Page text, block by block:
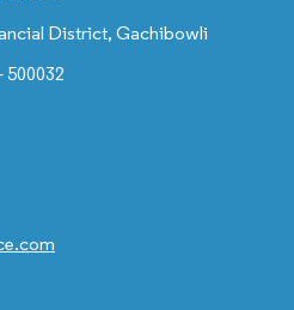
District, Gachibowli
500032